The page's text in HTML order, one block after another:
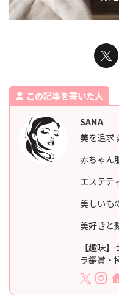
この記事を書いた人
SANA
美を追求
赤ちゃん
エステテ
美しいも
美好きと
【趣味
ラ鑑賞・